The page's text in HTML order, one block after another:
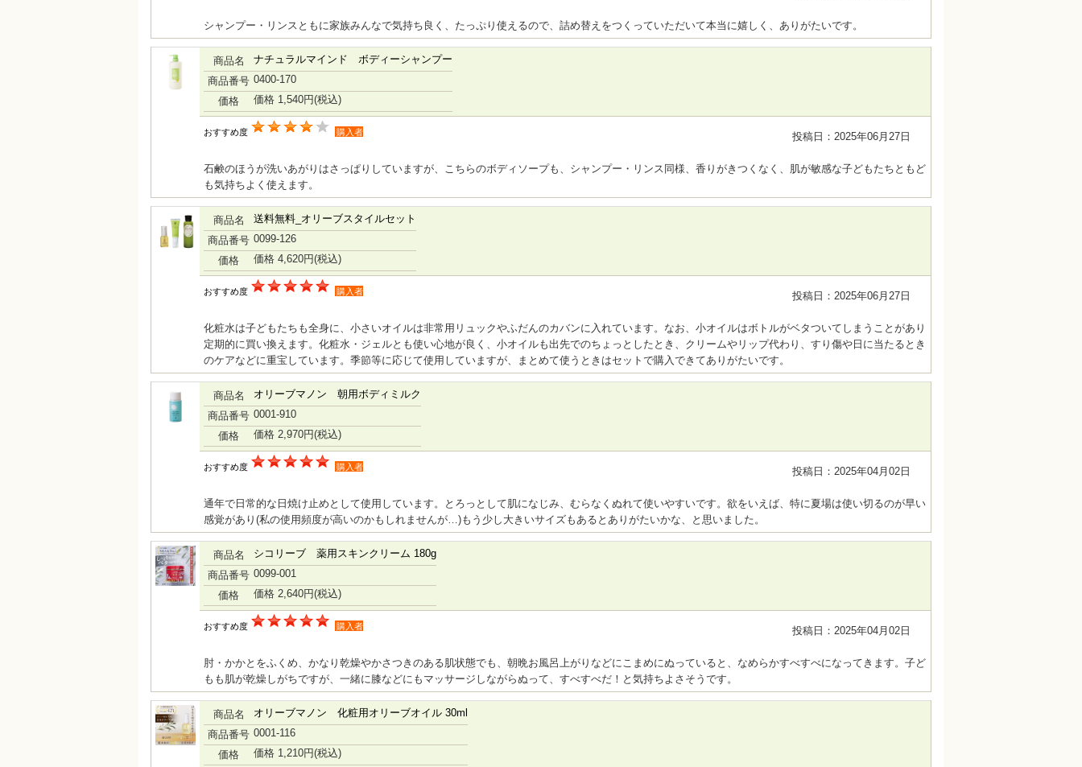
シャンプー・リンスともに家族みんなで気持ち良く、たっぷり使えるので、詰め替えをつくっていただいて本当に嬉しく、ありがたいです。
商品名
ナチュラルマインド ボディーシャンプー
商品番号 0400-170
価格
価格 1,540円(税込)
投稿日：2025年06月27日
おすすめ度 購入者
石鹸のほうが洗いあがりはさっぱりしていますが、こちらのボディソープも、シャンプー・リンス同様、香りがきつくなく、肌が敏感な子どもたちともど
も気持ちよく使えます。
商品名
送料無料_オリーブスタイルセット
商品番号 0099-126
価格
価格 4,620円(税込)
投稿日：2025年06月27日
おすすめ度 購入者
化粧水は子どもたちも全身に、小さいオイルは非常用リュックやふだんのカバンに入れています。なお、小オイルはボトルがベタついてしまうことがあり
定期的に買い換えます。化粧水・ジェルとも使い心地が良く、小オイルも出先でのちょっとしたとき、クリームやリップ代わり、すり傷や日に当たるとき
のケアなどに重宝しています。季節等に応じて使用していますが、まとめて使うときはセットで購入できてありがたいです。
商品名
オリーブマノン 朝用ボディミルク
商品番号 0001-910
価格
価格 2,970円(税込)
投稿日：2025年04月02日
おすすめ度 購入者
通年で日常的な日焼け止めとして使用しています。とろっとして肌になじみ、むらなくぬれて使いやすいです。欲をいえば、特に夏場は使い切るのが早い
感覚があり(私の使用頻度が高いのかもしれませんが…)もう少し大きいサイズもあるとありがたいかな、と思いました。
商品名
シコリーブ 薬用スキンクリーム 180g
商品番号 0099-001
価格
価格 2,640円(税込)
投稿日：2025年04月02日
おすすめ度 購入者
肘・かかとをふくめ、かなり乾燥やかさつきのある肌状態でも、朝晩お風呂上がりなどにこまめにぬっていると、なめらかすべすべになってきます。子ど
もも肌が乾燥しがちですが、一緒に膝などにもマッサージしながらぬって、すべすべだ！と気持ちよさそうです。
商品名
オリーブマノン 化粧用オリーブオイル 30ml
商品番号 0001-116
価格
価格 1,210円(税込)